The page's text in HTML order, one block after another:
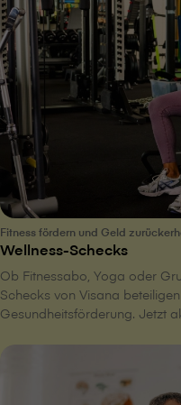
Fitness fördern und Geld
Wellness-Schecks
Ob Fitnessabo, Yoga oder
Schecks von V⁠i⁠s⁠a⁠n⁠a
Gesundheitsförderung. Jetzt